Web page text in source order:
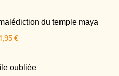
du temple maya
€
oubliée